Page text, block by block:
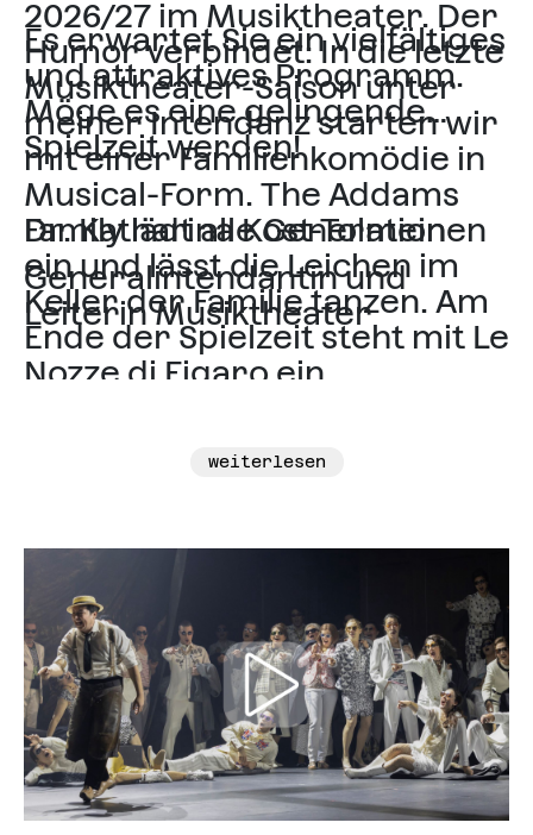
2026/27 im Musiktheater. Der
Humor verbindet: In die letzte
Musiktheater-Saison unter
meiner Intendanz starten wir
mit einer Familienkomödie in
Musical-Form. The Addams
Family lädt alle Generationen
ein und lässt die Leichen im
Keller der Familie tanzen. Am
Ende der Spielzeit steht mit Le
Nozze di Figaro ein
Figaro befreien sich vom Joch
Autoritätsausübung in Form
des Grafen – und fast alle
können lachen. Ich freue mich
sehr, dass wir dazu mit
Hoffmanns Erzählungen und
Luisa Miller zwei musikalische
Geniestreiche aus der
Blütezeit der groß besetzten,
Es erwartet Sie ein vielfältiges
und attraktives Programm.
Möge es eine gelingende
Spielzeit werden!
Dr. Katharina Kost-Tolmein
Generalintendantin und
Leiterin Musiktheater
weiterlesen